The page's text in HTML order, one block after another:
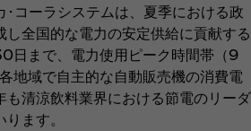
･コーラシステムは、夏季における政
し全国的な電力の安定供給に貢献する
日まで、電力使用ピーク時間帯（9
地域で自主的な自動販売機の消費電
も清涼飲料業界における節電のリーダ
ます。